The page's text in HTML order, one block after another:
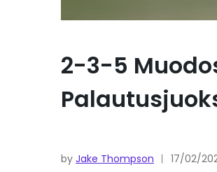
2-3-5
by Jake Thompson 17/02/